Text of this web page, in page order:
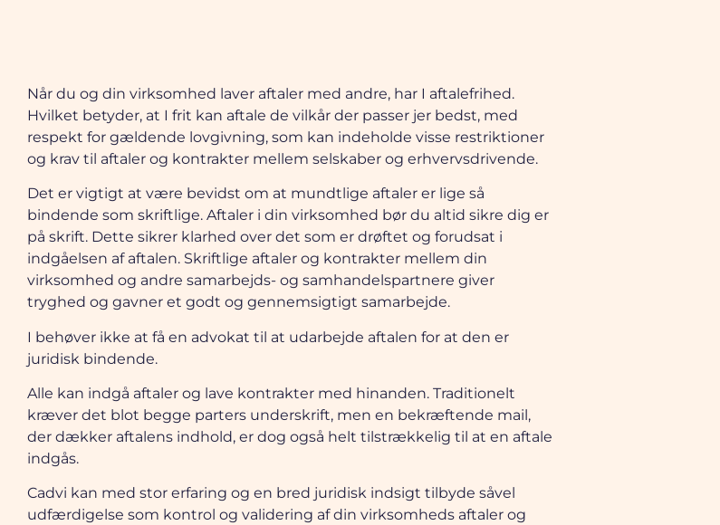
Når du og din virksomhed laver aftaler med andre, har I aftalefrihed.
Hvilket betyder, at I frit kan aftale de vilkår der passer jer bedst, med
respekt for gældende lovgivning, som kan indeholde visse restriktioner
og krav til aftaler og kontrakter mellem selskaber og erhvervsdrivende.
Det er vigtigt at være bevidst om at mundtlige aftaler er lige så
bindende som skriftlige. Aftaler i din virksomhed bør du altid sikre dig er
på skrift. Dette sikrer klarhed over det som er drøftet og forudsat i
indgåelsen af aftalen. Skriftlige aftaler og kontrakter mellem din
virksomhed og andre samarbejds- og samhandelspartnere giver
tryghed og gavner et godt og gennemsigtigt samarbejde.
I behøver ikke at få en advokat til at udarbejde aftalen for at den er
juridisk bindende.
Alle kan indgå aftaler og lave kontrakter med hinanden. Traditionelt
kræver det blot begge parters underskrift, men en bekræftende mail,
der dækker aftalens indhold, er dog også helt tilstrækkelig til at en aftale
indgås.
Cadvi kan med stor erfaring og en bred juridisk indsigt tilbyde såvel
udfærdigelse som kontrol og validering af din virksomheds aftaler og